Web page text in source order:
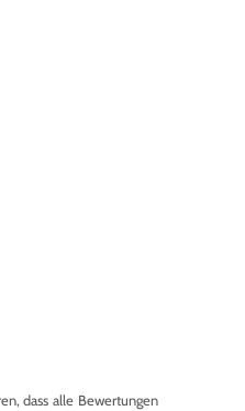
dass alle Bewertungen